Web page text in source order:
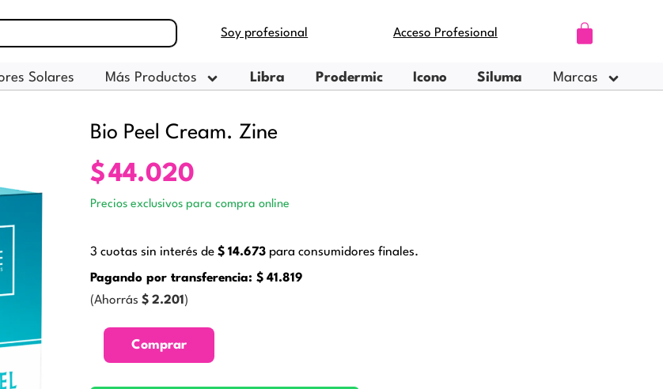
Soy profesional Acceso Profesional Carrito
Solares Más Productos Libra Prodermic Icono Siluma Marcas
Bio Peel Cream. Zine
$44.020
Precios exclusivos para compra online
3 cuotas sin interés de$ 14.673 para consumidores finales.
Pagando por transferencia:$ 41.819
(Ahorrás$ 2.201 )
Bio
Cream.
Comprar